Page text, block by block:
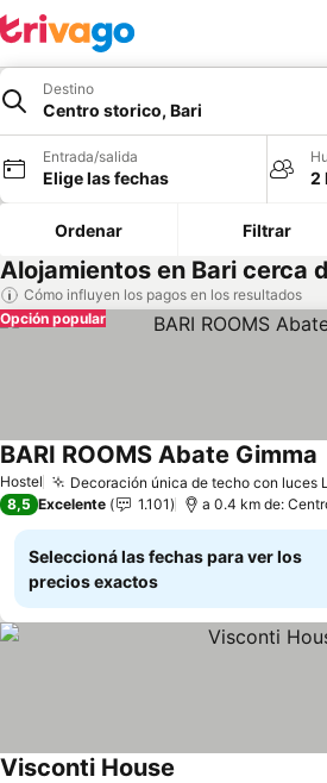
Destino
Centro storico, Bari
Entrada/salida
Elige las fechas 2
Ordenar Filtrar
Alojamientos en Bari cerca
Cómo influyen los pagos en los resultados
Opción popular
Hostel Decoración única de techo con luces
BARI ROOMS Abate Gimma
8,5 Excelente 1.101 a 0.4 km de:
Seleccioná las fechas para ver los
precios exactos
Visconti House